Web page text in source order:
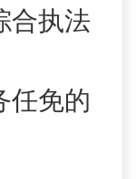
合执法
任免的